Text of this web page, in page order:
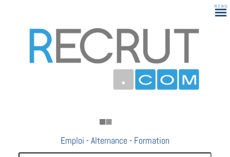
Emploi -Alternance - Formation